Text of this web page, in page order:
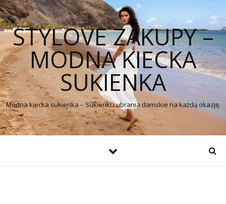
STYLOVE ZAKUPY –
MODNA KIECKA
SUKIENKA
Modna kiecka sukienka – Sukienki i ubrania damskie na każdą okazję.